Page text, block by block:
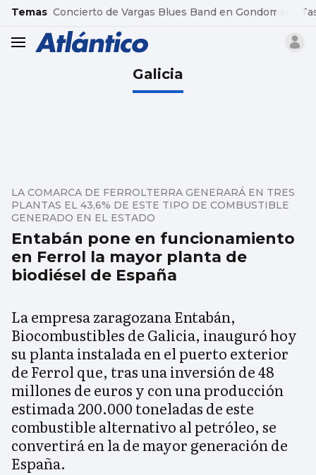
common.go-to-content
Temas Concierto de Vargas Blues Band en Gondomar
header.menu.open
Galicia
Entabán pone en funcionamiento
en Ferrol la mayor planta de
biodiésel de España
LA COMARCA DE FERROLTERRA GENERARÁ EN TRES
PLANTAS EL 43,6% DE ESTE TIPO DE COMBUSTIBLE
GENERADO EN EL ESTADO
La empresa zaragozana Entabán,
Biocombustibles de Galicia, inauguró hoy
su planta instalada en el puerto exterior
de Ferrol que, tras una inversión de 48
millones de euros y con una producción
estimada 200.000 toneladas de este
combustible alternativo al petróleo, se
convertirá en la de mayor generación de
España.